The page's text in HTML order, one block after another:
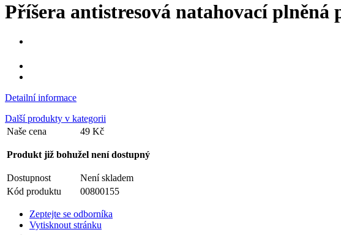
Příšera antistresová natahovací plněná
Detailní informace
Další produkty v kategorii
Naše cena
49 Kč
Produkt již bohužel není dostupný
Dostupnost
Není skladem
Kód produktu
00800155
Zeptejte se odborníka
Vytisknout stránku